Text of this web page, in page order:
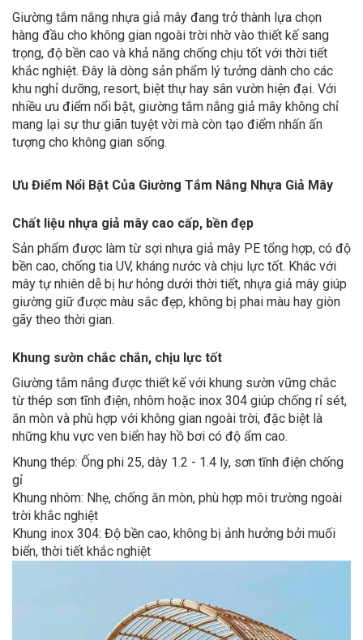
Giường tắm nắng nhựa giả mây đang trở thành lựa chọn
hàng đầu cho không gian ngoài trời nhờ vào thiết kế sang
trọng, độ bền cao và khả năng chống chịu tốt với thời tiết
khắc nghiệt. Đây là dòng sản phẩm lý tưởng dành cho các
khu nghỉ dưỡng, resort, biệt thự hay sân vườn hiện đại. Với
nhiều ưu điểm nổi bật, giường tắm nắng giả mây không chỉ
mang lại sự thư giãn tuyệt vời mà còn tạo điểm nhấn ấn
tượng cho không gian sống.
Ưu Điểm Nổi Bật Của Giường Tắm Nắng Nhựa Giả Mây
Chất liệu nhựa giả mây cao cấp, bền đẹp
Sản phẩm được làm từ sợi nhựa giả mây PE tổng hợp, có độ
bền cao, chống tia UV, kháng nước và chịu lực tốt. Khác với
mây tự nhiên dễ bị hư hỏng dưới thời tiết, nhựa giả mây giúp
giường giữ được màu sắc đẹp, không bị phai màu hay giòn
gãy theo thời gian.
Khung sườn chắc chắn, chịu lực tốt
Giường tắm nắng được thiết kế với khung sườn vững chắc
từ thép sơn tĩnh điện, nhôm hoặc inox 304 giúp chống rỉ sét,
ăn mòn và phù hợp với không gian ngoài trời, đặc biệt là
những khu vực ven biển hay hồ bơi có độ ẩm cao.
Khung thép: Ống phi 25, dày 1.2 - 1.4 ly, sơn tĩnh điện chống
gỉ
Khung nhôm: Nhẹ, chống ăn mòn, phù hợp môi trường ngoài
trời khắc nghiệt
Khung inox 304: Độ bền cao, không bị ảnh hưởng bởi muối
biển, thời tiết khắc nghiệt